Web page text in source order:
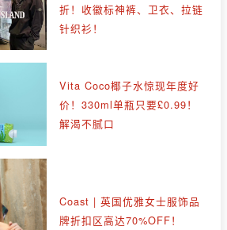
折！收徽标神裤、卫衣、拉链
针织衫！
Vita Coco椰子水惊现年度好
价！330ml单瓶只要£0.99！
解渴不腻口
Coast | 英国优雅女士服饰品
牌折扣区高达70%OFF！